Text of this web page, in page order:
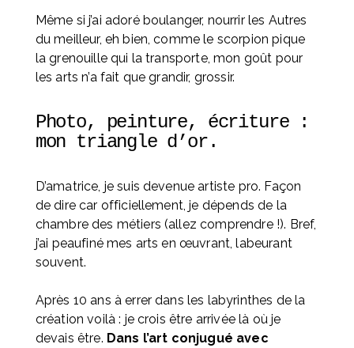
Même si j’ai adoré boulanger, nourrir les Autres
du meilleur, eh bien, comme le scorpion pique
la grenouille qui la transporte, mon goût pour
les arts n’a fait que grandir, grossir.
Photo, peinture, écriture :
mon triangle d’or.
D’amatrice, je suis devenue artiste pro. Façon
de dire car officiellement, je dépends de la
chambre des métiers (allez comprendre !). Bref,
j’ai peaufiné mes arts en œuvrant, labeurant
souvent.
Après 10 ans à errer dans les labyrinthes de la
création voilà : je crois être arrivée là où je
devais être. Dans l’art conjugué avec